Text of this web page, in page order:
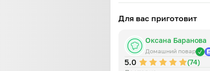
Для вас приготовит
Оксана Баранова
Домашний повар
5.0 (74)